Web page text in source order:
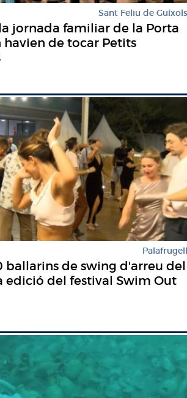
Sant Feliu de Guíxols
jornada familiar de la Porta
havien de tocar Petits
Palafrugell
ballarins de swing d'arreu del
edició del festival Swim Out